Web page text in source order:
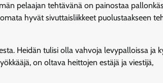
pelaajan tehtävänä on painostaa
hyvät sivuttaisliikkeet puolustaakseen
Heidän tulisi olla vahvoja levypalloissa ja
on oltava heittojen estäjä ja viestijä,